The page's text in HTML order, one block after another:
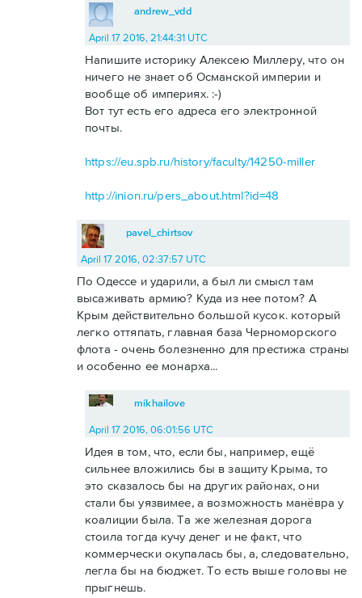
andrew_vdd
April 17 2016, 21:44:31 UTC
Напишите историку Алексею Миллеру, что он
ничего не знает об Османской империи и
вообще об империях. :-)
Вот тут есть его адреса его электронной
почты.
https://eu.spb.ru/history/faculty/14250-miller
http://inion.ru/pers_about.html?id=48
pavel_chirtsov
April 17 2016, 02:37:57 UTC
По Одессе и ударили, а был ли смысл там
высаживать армию? Куда из нее потом? А
Крым действительно большой кусок. который
легко оттяпать, главная база Черноморского
флота - очень болезненно для престижа страны
и особенно ее монарха...
mikhailove
April 17 2016, 06:01:56 UTC
Идея в том, что, если бы, например, ещё
сильнее вложились бы в защиту Крыма, то
это сказалось бы на других районах, они
стали бы уязвимее, а возможность манёвра у
коалиции была. Та же железная дорога
стоила тогда кучу денег и не факт, что
коммерчески окупалась бы, а, следовательно,
легла бы на бюджет. То есть выше головы не
прыгнешь.